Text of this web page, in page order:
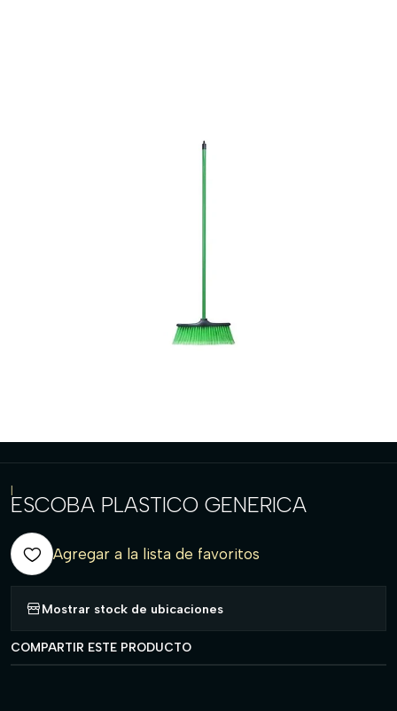
|
ESCOBA PLASTICO GENERICA
Agregar a la lista de favoritos
Mostrar stock de ubicaciones
COMPARTIR ESTE PRODUCTO